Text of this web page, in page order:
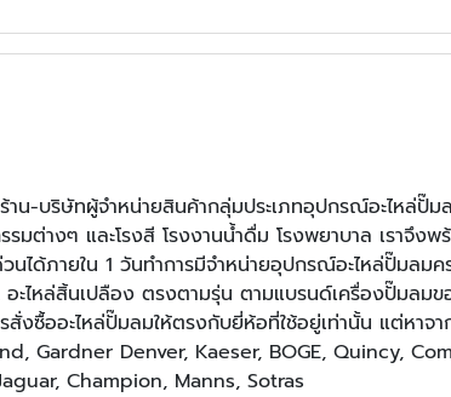
าน-บริษัทผู้จำหน่ายสินค้ากลุ่มประเภทอุปกรณ์อะไหล่ปั๊ม
ต่างๆ และโรงสี โรงงานน้ำดื่ม โรงพยาบาล เราจึงพ
ได้ภายใน 1 วันทำการมีจำหน่ายอุปกรณ์อะไหล่ปั๊มลม
ไหล่สิ้นเปลือง ตรงตามรุ่น ตามแบรนด์เครื่องปั๊มลม
งซื้ออะไหล่ปั๊มลมให้ตรงกับยี่ห้อที่ใช้อยู่เท่านั้น แต่หาจ
Gardner Denver, Kaeser, BOGE, Quincy,
Champion, Manns, Sotras